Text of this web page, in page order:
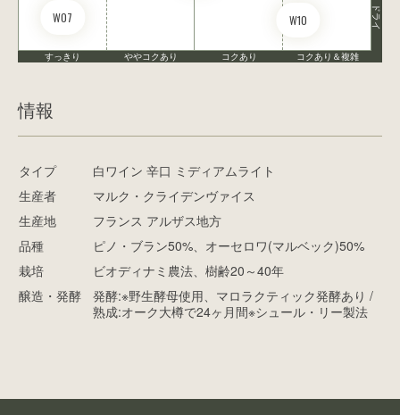
W07 W10 ドライ
すっきり ややコクあり コクあり コクあり＆複雑
情報
タイプ
白ワイン 辛口 ミディアムライト
生産者
マルク・クライデンヴァイス
生産地
フランス アルザス地方
品種
ピノ・ブラン50%、オーセロワ(マルベック)50%
栽培
ビオディナミ農法、樹齢20～40年
醸造・発酵
発酵:※野生酵母使用、マロラクティック発酵あり /
熟成:オーク大樽で24ヶ月間※シュール・リー製法